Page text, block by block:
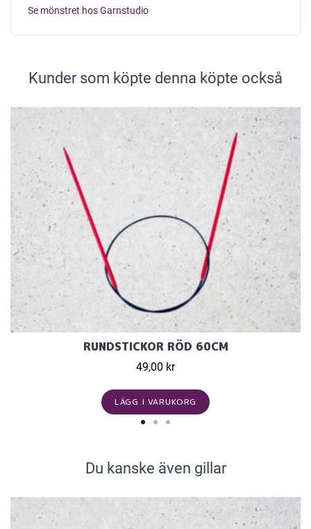
Se mönstret hos Garnstudio
Kunder som köpte denna köpte också
RUNDSTICKOR RÖD 60CM
49,00 kr
LÄGG I VARUKORG
Du kanske även gillar